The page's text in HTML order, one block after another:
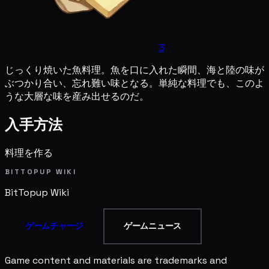
3
じっくり焼いた魚料理。魚を口に入れた瞬間、海と陸の味が
ぶつかり合い、忘れ難い味となる。単純な料理でも、このよ
うな大層な味を産み出せるのだ。
入手方法
料理を作る
BITTOPUP WIKI
BitTopup Wiki
ゲームチャージ ゲームニュース
Game content and materials are trademarks and